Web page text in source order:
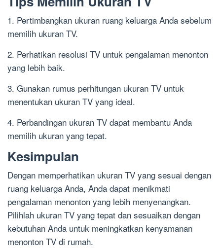
1. Pertimbangkan ukuran ruang keluarga Anda sebelum
memilih ukuran TV.
2. Perhatikan resolusi TV untuk pengalaman menonton
yang lebih baik.
3. Gunakan rumus perhitungan ukuran TV untuk
menentukan ukuran TV yang ideal.
4. Perbandingan ukuran TV dapat membantu Anda
memilih ukuran yang tepat.
Kesimpulan
Dengan memperhatikan ukuran TV yang sesuai dengan
ruang keluarga Anda, Anda dapat menikmati
pengalaman menonton yang lebih menyenangkan.
Pilihlah ukuran TV yang tepat dan sesuaikan dengan
kebutuhan Anda untuk meningkatkan kenyamanan
menonton TV di rumah.